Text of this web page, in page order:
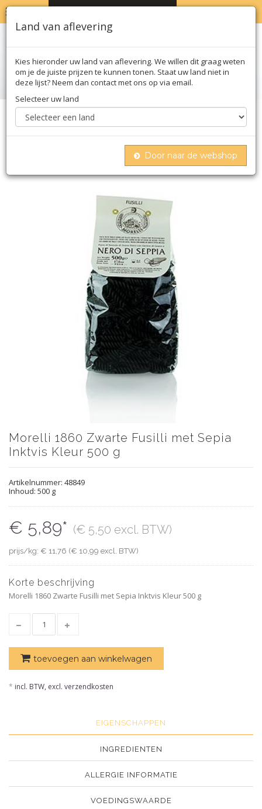
Home Deegwaren
Morelli 1860 zwarte fusilli met sepia inktvis kleur
Morelli 1860 Zwarte Fusilli met Sepia
Inktvis Kleur 500 g
Artikelnummer: 48849
Inhoud: 500 g
€ 5,89* (€ 5,50 excl. BTW)
prijs/kg: € 11,76 (€ 10,99 excl. BTW)
Korte beschrijving
Morelli 1860 Zwarte Fusilli met Sepia Inktvis Kleur 500 g
toevoegen aan winkelwagen
* incl. BTW, excl. verzendkosten
EIGENSCHAPPEN
INGREDIENTEN
ALLERGIE INFORMATIE
VOEDINGSWAARDE
Land van aflevering
Kies hieronder uw land van aflevering. We willen dit graag weten
om je de juiste prijzen te kunnen tonen. Staat uw land niet in
deze lijst? Neem dan contact met ons op via email.
Selecteer uw land
Door naar de webshop